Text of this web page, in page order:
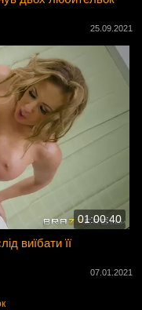
25.09.2021
01:00:40
виїбати її
07.01.2021